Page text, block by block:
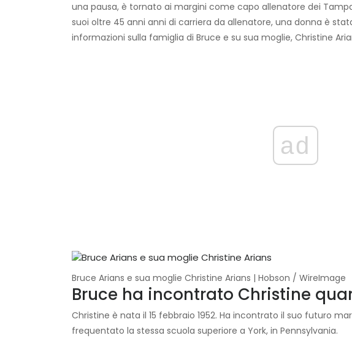
una pausa, è tornato ai margini come capo allenatore dei
suoi oltre 45 anni anni di carriera da allenatore, una donna è
informazioni sulla famiglia di Bruce e su sua moglie, Christine
ad
Bruce Arians e sua moglie Christine Arians | Hobson / WireImage
Bruce ha incontrato Christine
Christine è nata il 15 febbraio 1952. Ha incontrato il suo futuro
frequentato la stessa scuola superiore a York, in Pennsylvania.